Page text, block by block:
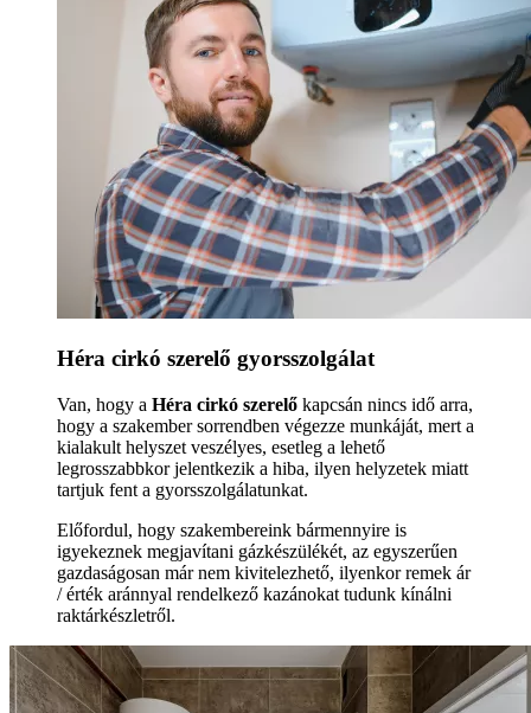
Héra cirkó szerelő gyorsszolgálat
Van, hogy a Héra cirkó szerelő kapcsán nincs idő arra,
hogy a szakember sorrendben végezze munkáját, mert a
kialakult helyszet veszélyes, esetleg a lehető
legrosszabbkor jelentkezik a hiba, ilyen helyzetek miatt
tartjuk fent a gyorsszolgálatunkat.
Előfordul, hogy szakembereink bármennyire is
igyekeznek megjavítani gázkészülékét, az egyszerűen
gazdaságosan már nem kivitelezhető, ilyenkor remek ár
/ érték aránnyal rendelkező kazánokat tudunk kínálni
raktárkészletről.